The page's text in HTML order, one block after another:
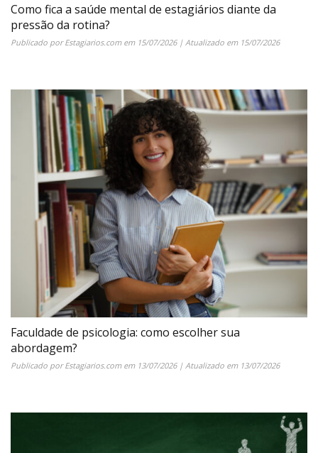
Como fica a saúde mental de estagiários diante da
pressão da rotina?
Publicado porEstagiarios.comem 15/07/2026| Atualizado em 15/07/2026
Faculdade de psicologia: como escolher sua
abordagem?
Publicado porEstagiarios.comem 13/07/2026| Atualizado em 13/07/2026